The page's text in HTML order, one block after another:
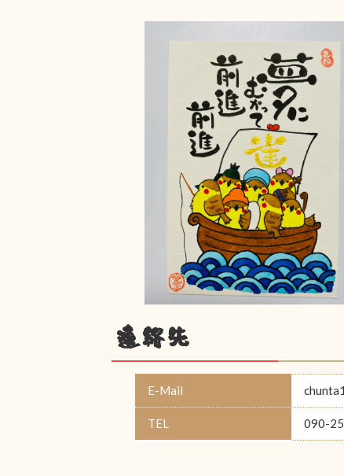
連絡先
E-Mail
TEL 090-